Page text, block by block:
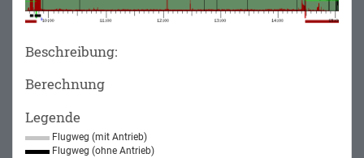
Beschreibung:
Berechnung
Legende
Flugweg (mit Antrieb)
Flugweg (ohne Antrieb)